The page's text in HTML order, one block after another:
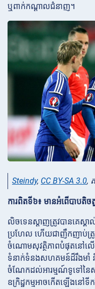
ឬពាក់កណ្តាលជំនាញ។
Steindy, CC BY-SA 3.0,
ការពិតទី៦៖ មានអំពើបាបតិ
លិចទេនស្តាញត្រូវបានគេស្គា
ប្រហែល ហើយជាញឹកញាប់ត្រូវ
ចំណោមសុវត្ថិភាពបំផុតនៅលើ
ទំនាក់ទំនងសហគមន៍ដ៏រឹងមាំ និង
ចំណែកដល់អារម្មណ៍ទូទៅនៃ
ឧក្រិដ្ឋកម្មអាចកើតឡើងន